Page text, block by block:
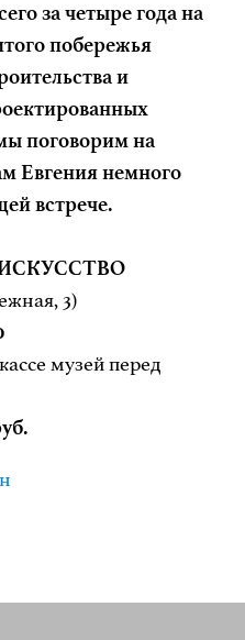
за четыре года на
побережья
и
поговорим на
Евгения немного
встрече.
3)
музей перед